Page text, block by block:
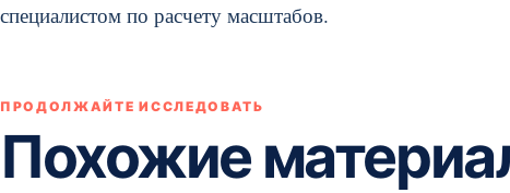
специалистом по расчету масштабов.
ПРОДОЛЖАЙТЕ ИССЛЕДОВАТЬ
Похожие